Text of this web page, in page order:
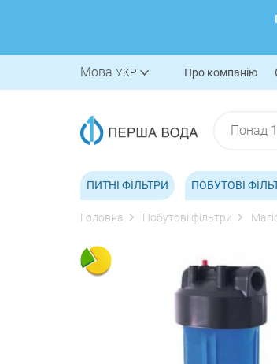
Мова УКР Про компанію
ПИТНІ ФІЛЬТРИ ПОБУТОВІ
Головна Побутові фільтри